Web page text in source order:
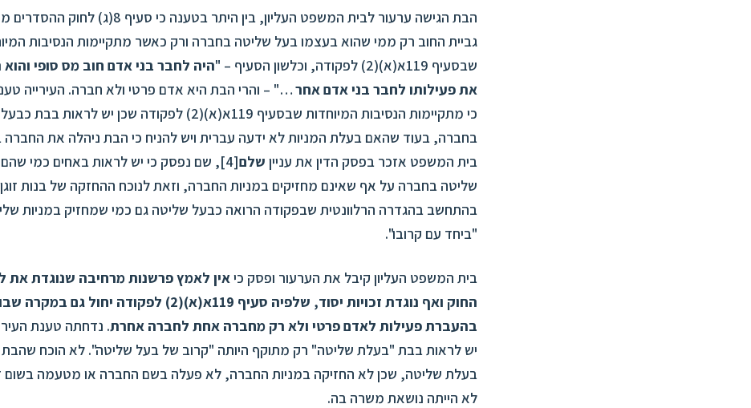
הבת הגישה ערעור לבית המשפט העליון, בין היתר בטענה כי סעיף
גביית החוב רק ממי שהוא בעצמו בעל שליטה בחברה ורק כאשר מתקיימות הנסיבות
שבסעיף 119א(א)(2) לפקודה, וכלשון הסעיף – "
היה לחבר בני אדם חוב מס סופי
את פעילותו לחבר בני אדם אחר…" – והרי הבת היא אדם פרטי ולא חברה. העירייה
כי מתקיימות הנסיבות המיוחדות שבסעיף 119א(א)(2) לפקודה שכן יש
בחברה, בעוד שהאם בעלת המניות לא ידעה עברית ויש להניח כי הבת ניהלה את החברה
בית המשפט אזכר בפסק הדין את עניין שלם[4]
, שם נפסק כי יש לראות באחים כמי
שליטה בחברה על אף שאינם מחזיקים במניות החברה, וזאת לנוכח ההחזקה של בנות
בהתחשב בהגדרה הרלוונטית שבפקודה הרואה כבעל שליטה גם כמי שמחזיק במניות
"ביחד עם קרובו".
בית המשפט העליון קיבל את הערעור ופסק כיאין לאמץ פרשנות מרחיבה שנוגדת את
החוק ואף נוגדת זכויות יסוד, שלפיה סעיף 119א(א)(2) לפקודה יחול
בהעברת פעילות לאדם פרטי ולא רק מחברה אחת לחברה אחרת. נדחתה טענת
יש לראות בבת "בעלת שליטה" רק מתוקף היותה "קרוב של בעל שליטה". לא הוכח שהבת
בעלת שליטה, שכן לא החזיקה במניות החברה, לא פעלה בשם החברה או מטעמה בשום
לא הייתה נושאת משרה בה.